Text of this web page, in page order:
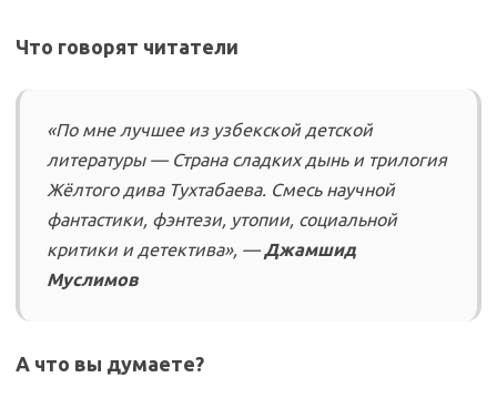
Что говорят читатели
«По мне лучшее из узбекской детской
литературы — Страна сладких дыньи трилогия
Жёлтого диваТухтабаева. Смесь научной
фантастики, фэнтези, утопии, социальной
критики и детектива», —Джамшид
Муслимов
А что вы думаете?